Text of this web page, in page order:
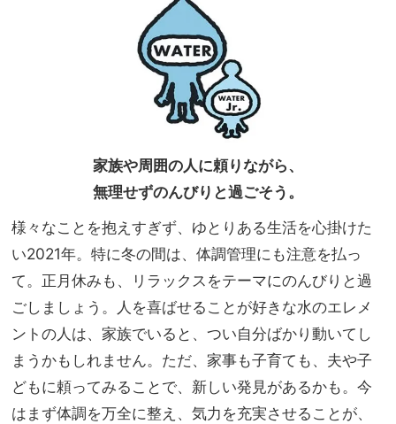
家族や周囲の人に頼りながら、
無理せずのんびりと過ごそう。
様々なことを抱えすぎず、ゆとりある生活を心掛けた
い2021年。特に冬の間は、体調管理にも注意を払っ
て。正月休みも、リラックスをテーマにのんびりと過
ごしましょう。人を喜ばせることが好きな水のエレメ
ントの人は、家族でいると、つい自分ばかり動いてし
まうかもしれません。ただ、家事も子育ても、夫や子
どもに頼ってみることで、新しい発見があるかも。今
はまず体調を万全に整え、気力を充実させることが、